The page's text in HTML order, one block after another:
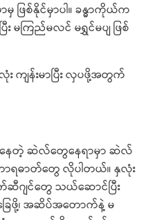
ြစ်နိုင်မှာပါ။ ခန္ဓာကိုယ်က
မကြည်မလင် မရွှင်မပျ ဖြစ်
း ကျန်းမာပြီး လှပဖို့အတွက်
နေတဲ့ ဆဲလ်တွေနေရာမှာ ဆဲလ်
ာရဓာတ်တွေ လိုပါတယ်။ နှလုံး
ဆီဂျင်တွေ သယ်ဆောင်ပြီး
ြေဖို့၊ အဆိပ်အတောက်နဲ့ မ